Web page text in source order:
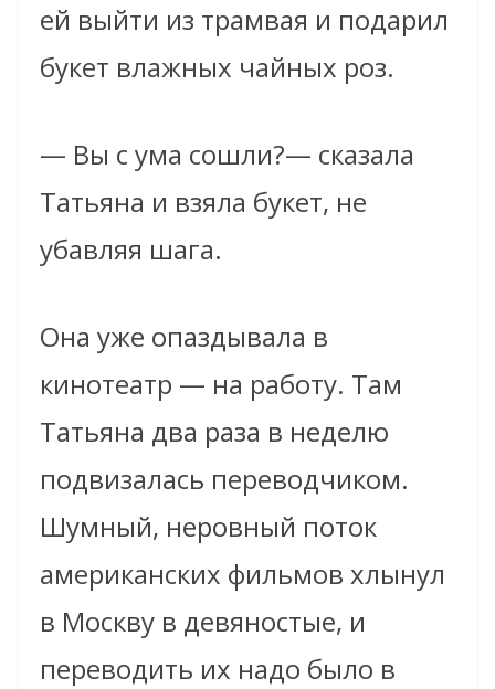
ей выйти из трамвая и подарил
букет влажных чайных роз.
— Вы с ума сошли?— сказала
Татьяна и взяла букет, не
убавляя шага.
Она уже опаздывала в
кинотеатр — на работу. Там
Татьяна два раза в неделю
подвизалась переводчиком.
Шумный, неровный поток
американских фильмов хлынул
в Москву в девяностые, и
переводить их надо было в